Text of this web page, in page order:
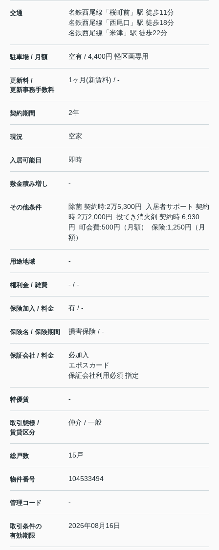
交通 名鉄西尾線 「桜町前 」駅 徒歩11分
名鉄西尾線 「西尾口 」駅 徒歩18分
名鉄西尾線 「米津 」駅 徒歩22分
駐車場 / 月額 空有 / 4,400円 軽区画専用
更新料 /
更新事務手数料
1ヶ月(新賃料) / -
契約期間 2年
現況 空家
入居可能日 即時
敷金積み増し -
その他条件
除菌 契約時:2万5,300円 入居者サポート 契約
時:2万2,000円 投てき消火剤 契約時:6,930
円 町会費:500円（月額） 保険:1,250円（月
額）
用途地域 -
権利金 / 雑費 - / -
保険加入 / 料金 有 / -
保険名 / 保険期間 損害保険 / -
保証会社 / 料金
必加入
エポスカード
保証会社利用必須 指定
特優賃 -
取引態様 /
賃貸区分
仲介 / 一般
総戸数 15戸
物件番号 104533494
管理コード -
取引条件の
有効期限
2026年08月16日